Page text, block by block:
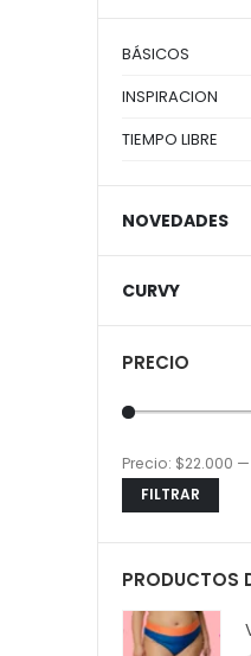
BÁSICOS
INSPIRACION
TIEMPO LIBRE
NOVEDADES
CURVY
PRECIO
Precio
Precio
FILTRAR
Precio: $22.000 —
PRODUCTOS